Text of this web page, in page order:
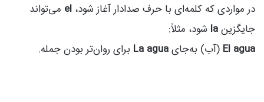
در مواردی که کلمه‌ای با حرف صدادار آغاز شود، el می‌تواند
جایگزینla شود، مثلاً:
El agua (آب) به‌جایLa agua برای روان‌تر بودن جمله.